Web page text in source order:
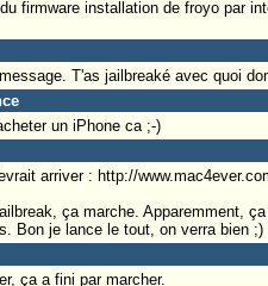
firmware installation de froyo par
T'as jailbreaké avec quoi
un iPhone ca ;-)
arriver : http://
ça marche. Apparemment,
Bon je lance le tout, on verra bien ;)
ça a fini par marcher.